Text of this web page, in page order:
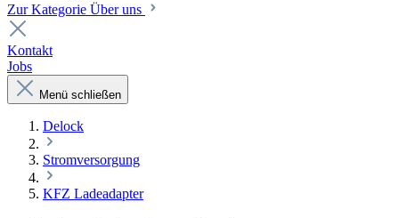
Zur Kategorie Über uns
Kontakt
Jobs
Menü schließen
Delock
Stromversorgung
KFZ Ladeadapter